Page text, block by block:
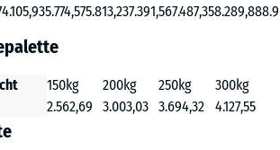
4.105,935.774,575.813,237.391,567.487,358.289,88
150kg 200kg 250kg
300kg
2.562,69 3.003,03 3.694,32 4.127,55